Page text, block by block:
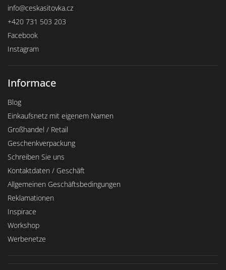
info@ceskasitovka.cz
+420 731 503 203
Facebook
Instagram
Informace
Blog
Einkaufsnetz mit eigenem Namen
Großhandel / Retail
Geschenkverpackung
Schreiben Sie uns
Kontaktdaten / Geschäft
Allgemeinen Geschäftsbedingungen
Reklamationen
Inspirace
Workshop
Werbenetze